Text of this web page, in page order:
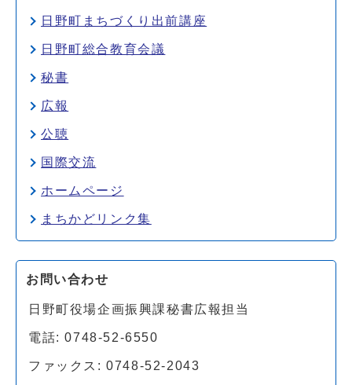
日野町まちづくり出前講座
日野町総合教育会議
秘書
広報
公聴
国際交流
ホームページ
まちかどリンク集
お問い合わせ
日野町役場企画振興課秘書広報担当
電話: 0748-52-6550
ファックス: 0748-52-2043